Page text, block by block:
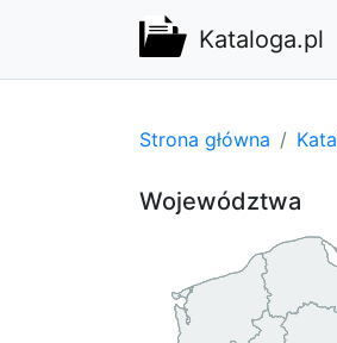
Kataloga.pl
Strona główna
Województwa